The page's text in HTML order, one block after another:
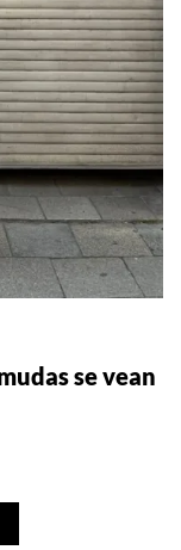
se vean